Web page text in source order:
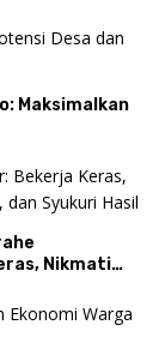
Maksimalkan
Nikmati